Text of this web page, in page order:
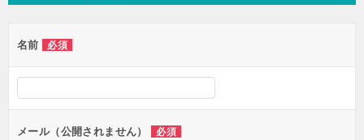
ー
シ
ョ
ン
名前 必須
メール（公開されません） 必須